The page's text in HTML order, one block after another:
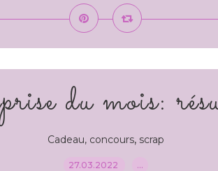
du mois:
Cadeau, concours, scrap
27.03.2022 …